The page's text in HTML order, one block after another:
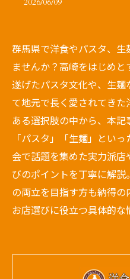
2026/06/09
群馬県で洋食やパスタ、
ませんか？高崎をはじめ
遂げたパスタ文化や、生
て地元で長く愛されてき
ある選択肢の中から、本記
「パスタ」「生麺」とい
会で話題を集めた実力派
びのポイントを丁寧に解
の両立を目指す方も納得
お店選びに役立つ具体的な